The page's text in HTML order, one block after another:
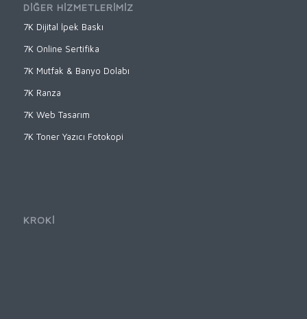
DİĞER HİZMETLERİMİZ
7K Dijital İpek Baskı
7K Online Sertifika
7K Mutfak & Banyo Dolabı
7K Ranza
7K Web Tasarım
7K Toner Yazıcı Fotokopi
KROKİ